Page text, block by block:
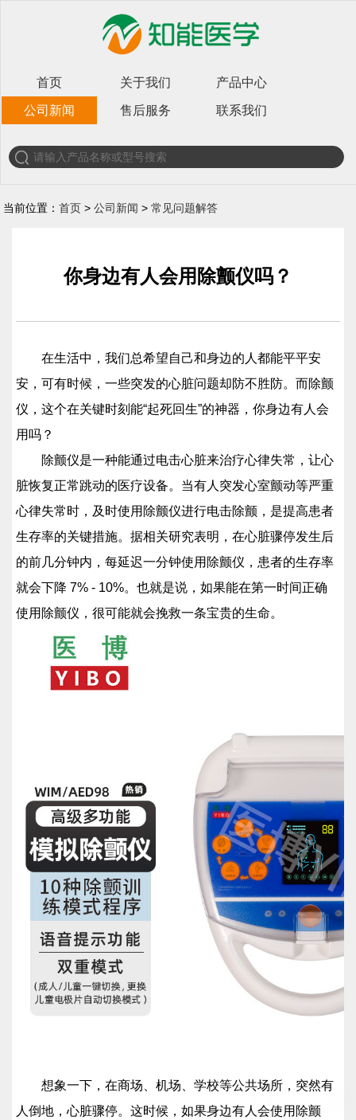
首页 关于我们 产品中心
公司新闻 售后服务 联系我们
当前位置：首页 >公司新闻 >常见问题解答
你身边有人会用除颤仪吗？
在生活中，我们总希望自己和身边的人都能平平安
安，可有时候，一些突发的心脏问题却防不胜防。而除颤
仪，这个在关键时刻能“起死回生”的神器，你身边有人会
用吗？
除颤仪是一种能通过电击心脏来治疗心律失常，让心
脏恢复正常跳动的医疗设备。当有人突发心室颤动等严重
心律失常时，及时使用除颤仪进行电击除颤，是提高患者
生存率的关键措施。据相关研究表明，在心脏骤停发生后
的前几分钟内，每延迟一分钟使用除颤仪，患者的生存率
就会下降 7% - 10%。也就是说，如果能在第一时间正确
使用除颤仪，很可能就会挽救一条宝贵的生命。
想象一下，在商场、机场、学校等公共场所，突然有
人倒地，心脏骤停。这时候，如果身边有人会使用除颤